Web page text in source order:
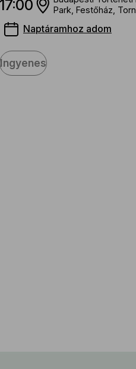
17:00
Park, Festőház,
Naptáramhoz adom
Ingyenes